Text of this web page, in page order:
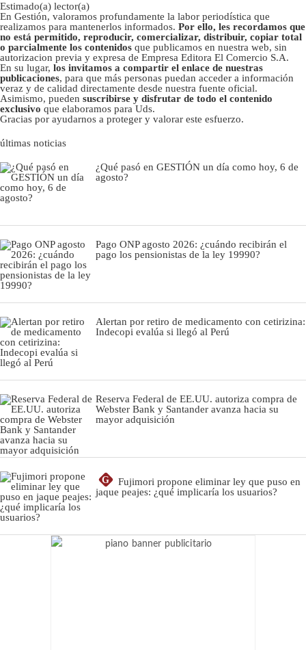
Estimado(a) lector(a)
En Gestión, valoramos profundamente la labor periodística que
realizamos para mantenerlos informados. Por ello, les recordamos que
no está permitido, reproducir, comercializar, distribuir, copiar total
o parcialmente los contenidos que publicamos en nuestra web, sin
autorizacion previa y expresa de Empresa Editora El Comercio S.A.
En su lugar, los invitamos a compartir el enlace de nuestras
publicaciones, para que más personas puedan acceder a información
veraz y de calidad directamente desde nuestra fuente oficial.
Asimismo, pueden suscribirse y disfrutar de todo el contenido
exclusivo que elaboramos para Uds.
Gracias por ayudarnos a proteger y valorar este esfuerzo.
últimas noticias
¿Qué pasó en GESTIÓN un día como hoy, 6 de
agosto?
Pago ONP agosto 2026: ¿cuándo recibirán el
pago los pensionistas de la ley 19990?
Alertan por retiro de medicamento con cetirizina:
Indecopi evalúa si llegó al Perú
Reserva Federal de EE.UU. autoriza compra de
Webster Bank y Santander avanza hacia su
mayor adquisición
G
Fujimori propone eliminar ley que puso en
jaque peajes: ¿qué implicaría los usuarios?